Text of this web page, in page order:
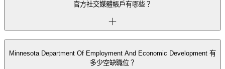
官方社交媒體帳戶有哪些？
Minnesota Department Of Employment And Economic Development 有
多少空缺職位？